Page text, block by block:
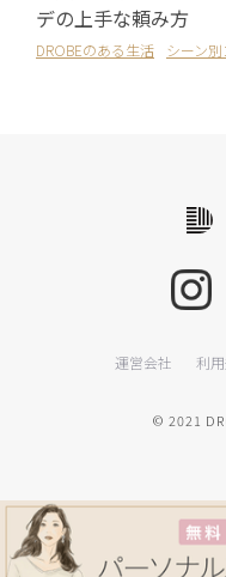
デの上手な頼み方
DROBEのある生活 シーン
運営会社 利
© 2021